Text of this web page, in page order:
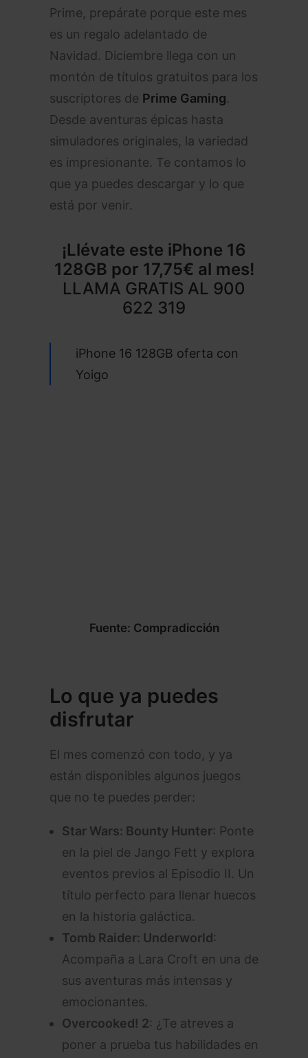
Prime, prepárate porque este mes
es un regalo adelantado de
Navidad. Diciembre llega con un
montón de títulos gratuitos para los
suscriptores de Prime Gaming.
Desde aventuras épicas hasta
simuladores originales, la variedad
es impresionante. Te contamos lo
que ya puedes descargar y lo que
está por venir.
¡Llévate este iPhone 16
128GB por 17,75€ al mes!
LLAMA GRATIS AL 900
622 319
iPhone 16 128GB oferta con
Yoigo
Fuente: Compradicción
Lo que ya puedes
disfrutar
El mes comenzó con todo, y ya
están disponibles algunos juegos
que no te puedes perder:
Star Wars: Bounty Hunter: Ponte
en la piel de Jango Fett y explora
eventos previos al Episodio II. Un
título perfecto para llenar huecos
en la historia galáctica.
Tomb Raider: Underworld:
Acompaña a Lara Croft en una de
sus aventuras más intensas y
emocionantes.
Overcooked! 2: ¿Te atreves a
poner a prueba tus habilidades en